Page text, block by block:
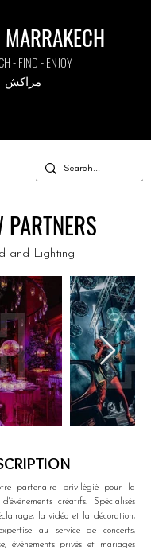
- FIND - ENJOY
مراكش
and Lighting
partenaire privilégié pour la
créatifs. Spécialisés
la vidéo et la décoration,
au service de concerts,
événements privés et mariages